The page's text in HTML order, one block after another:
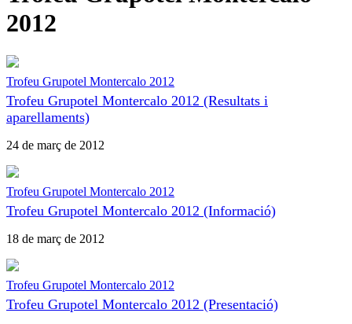
2012
Trofeu Grupotel Montercalo 2012
Trofeu Grupotel Montercalo 2012 (Resultats i
aparellaments)
24 de març de 2012
Trofeu Grupotel Montercalo 2012
Trofeu Grupotel Montercalo 2012 (Informació)
18 de març de 2012
Trofeu Grupotel Montercalo 2012
Trofeu Grupotel Montercalo 2012 (Presentació)